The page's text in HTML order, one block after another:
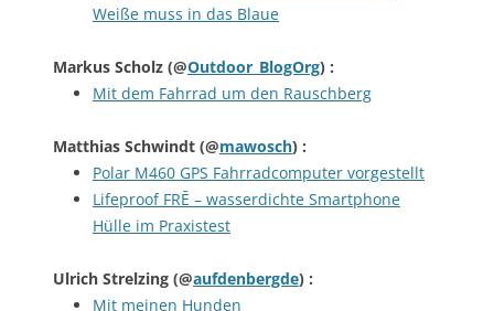
Weiße muss in das Blaue
Markus Scholz (@Outdoor_BlogOrg) :
Mit dem Fahrrad um den Rauschberg
Matthias Schwindt (@mawosch) :
Polar M460 GPS Fahrradcomputer vorgestellt
Lifeproof FRĒ – wasserdichte Smartphone
Hülle im Praxistest
Ulrich Strelzing (@aufdenbergde) :
Mit meinen Hunden